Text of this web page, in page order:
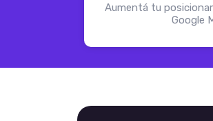
Aumentá tu
Google